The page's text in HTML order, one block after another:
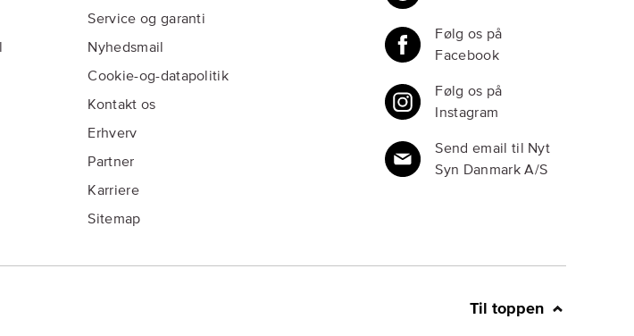
Service og garanti
Nyhedsmail
Cookie-og-datapolitik
Kontakt os
Erhverv
Partner
Karriere
Sitemap
Følg os på
Facebook
Følg os på
Instagram
Send email til Nyt
Syn Danmark A/S
Til toppen